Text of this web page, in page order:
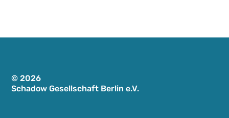
© 2026
Schadow Gesellschaft Berlin e.V.